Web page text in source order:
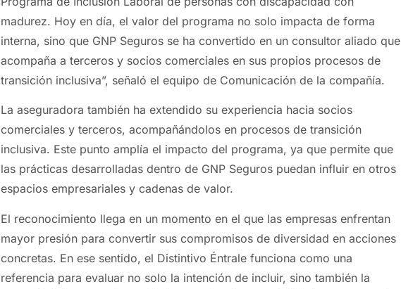
madurez. Hoy en día, el valor del programa no solo impacta de forma
interna, sino que GNP Seguros se ha convertido en un consultor aliado que
acompaña a terceros y socios comerciales en sus propios procesos de
transición inclusiva”, señaló el equipo de Comunicación de la compañía.
La aseguradora también ha extendido su experiencia hacia socios
comerciales y terceros, acompañándolos en procesos de transición
inclusiva. Este punto amplía el impacto del programa, ya que permite que
las prácticas desarrolladas dentro de GNP Seguros puedan influir en otros
espacios empresariales y cadenas de valor.
El reconocimiento llega en un momento en el que las empresas enfrentan
mayor presión para convertir sus compromisos de diversidad en acciones
concretas. En ese sentido, el Distintivo Éntrale funciona como una
referencia para evaluar no solo la intención de incluir, sino también la